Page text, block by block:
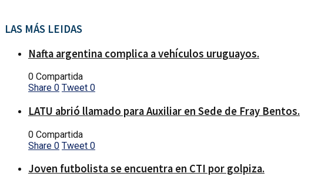
LAS MÁS LEIDAS
Nafta argentina complica a vehículos uruguayos.
0 Compartida
Share 0 Tweet 0
LATU abrió llamado para Auxiliar en Sede de Fray Bentos.
0 Compartida
Share 0 Tweet 0
Joven futbolista se encuentra en CTI por golpiza.